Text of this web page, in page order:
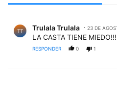
TT Trulala Trulala 23 DE
LA CASTA TIENE
RESPONDER 0 1